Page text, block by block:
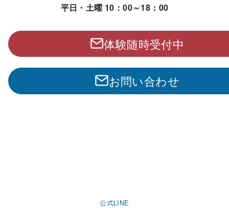
平日・土曜 10：00～18：00
体験随時受付中
お問い合わせ
公式LINE